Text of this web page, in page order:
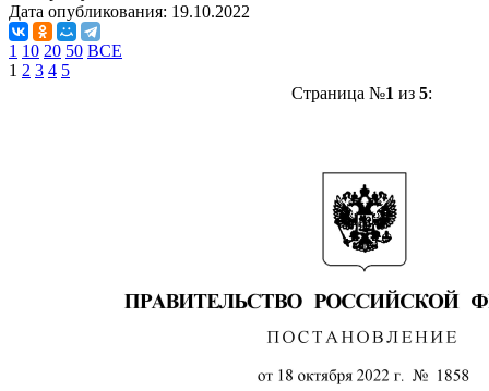
Дата опубликования: 19.10.2022
1 10 20 50 ВСЕ
1 2 3 4 5
Страница №1 из 5: